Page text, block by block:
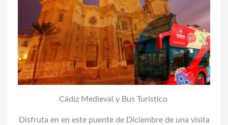
Cádiz Medieval y Bus Turístico
Disfruta en en este puente de Diciembrede una visita